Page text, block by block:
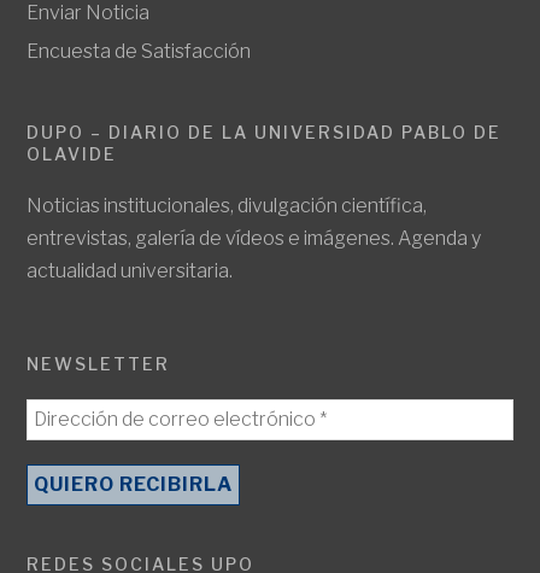
Enviar Noticia
Encuesta de Satisfacción
DUPO – DIARIO DE LA UNIVERSIDAD PABLO DE
OLAVIDE
Noticias institucionales, divulgación científica,
entrevistas, galería de vídeos e imágenes. Agenda y
actualidad universitaria.
NEWSLETTER
REDES SOCIALES UPO